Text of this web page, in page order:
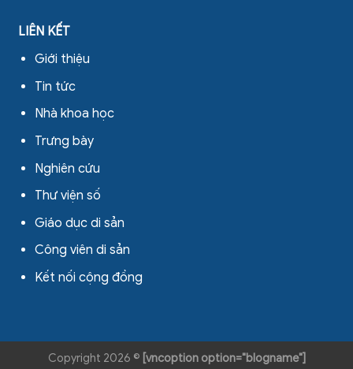
LIÊN KẾT
Giới thiệu
Tin tức
Nhà khoa học
Trưng bày
Nghiên cứu
Thư viện số
Giáo dục di sản
Công viên di sản
Kết nối cộng đồng
Copyright 2026 © [vncoption option="blogname"]